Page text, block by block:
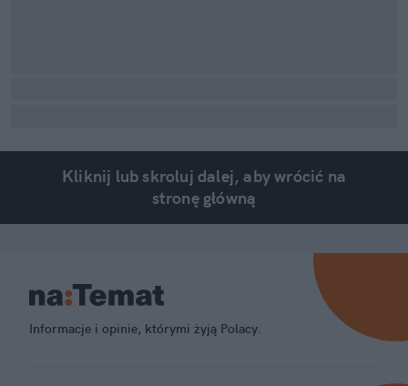
Kliknij lub skroluj dalej, aby wrócić na
stronę główną
Informacje i opinie, którymi żyją Polacy.